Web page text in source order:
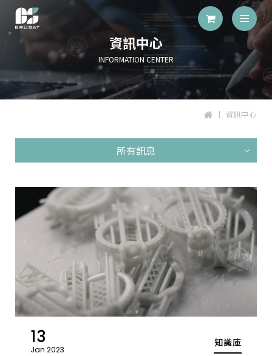
資訊中心
INFORMATION CENTER
資訊中心
所有訊息
13
Jan 2023
知識庫